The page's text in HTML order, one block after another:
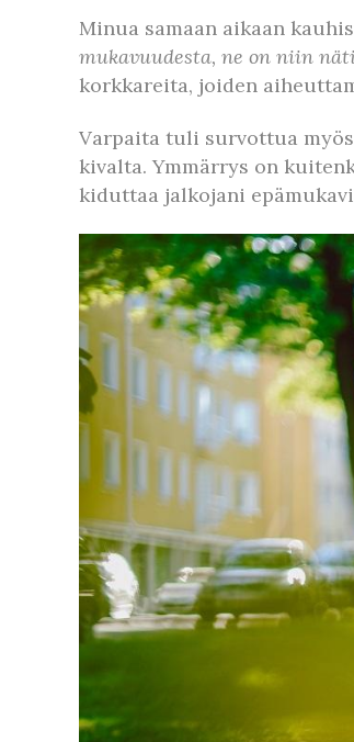
Minua samaan aikaan
mukavuudesta, ne on niin
korkkareita, joiden
Varpaita tuli survottua
kivalta. Ymmärrys on
kiduttaa jalkojani